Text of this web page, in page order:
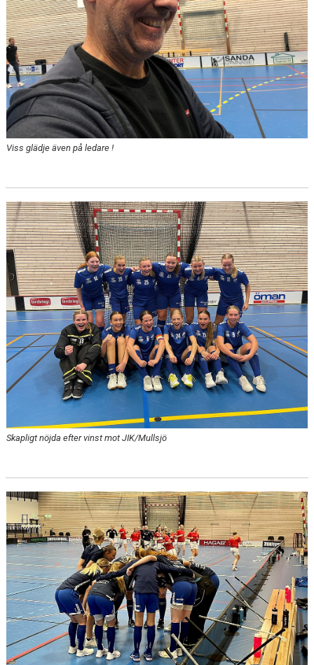
Viss glädje även på ledare !
Skapligt nöjda efter vinst mot JIK/Mullsjö